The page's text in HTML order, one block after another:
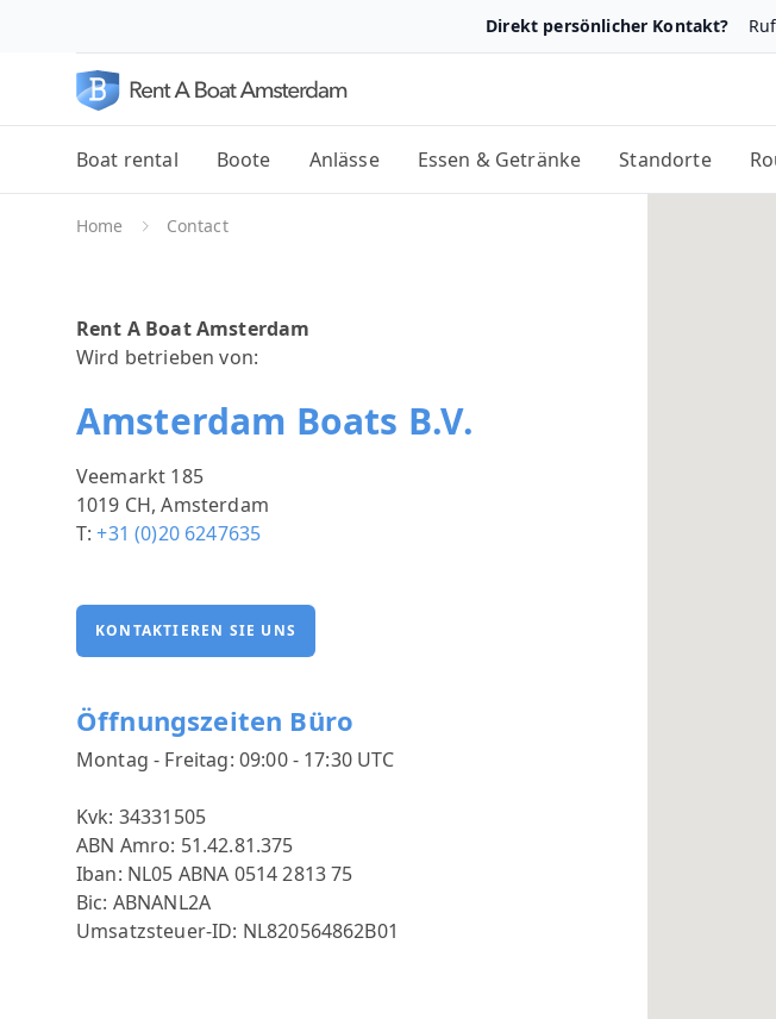
Direkt persönlicher Kontakt?
Boat rental Boote Anlässe Essen & Getränke Standorte
Home Contact
Rent A Boat Amsterdam
Wird betrieben von:
Amsterdam Boats B.V.
Veemarkt 185
1019 CH, Amsterdam
T:+31 (0)20 6247635
KONTAKTIEREN SIE UNS
Öffnungszeiten Büro
Montag - Freitag: 09:00 - 17:30 UTC
Kvk: 34331505
ABN Amro: 51.42.81.375
Iban: NL05 ABNA 0514 2813 75
Bic: ABNANL2A
Umsatzsteuer-ID: NL820564862B01